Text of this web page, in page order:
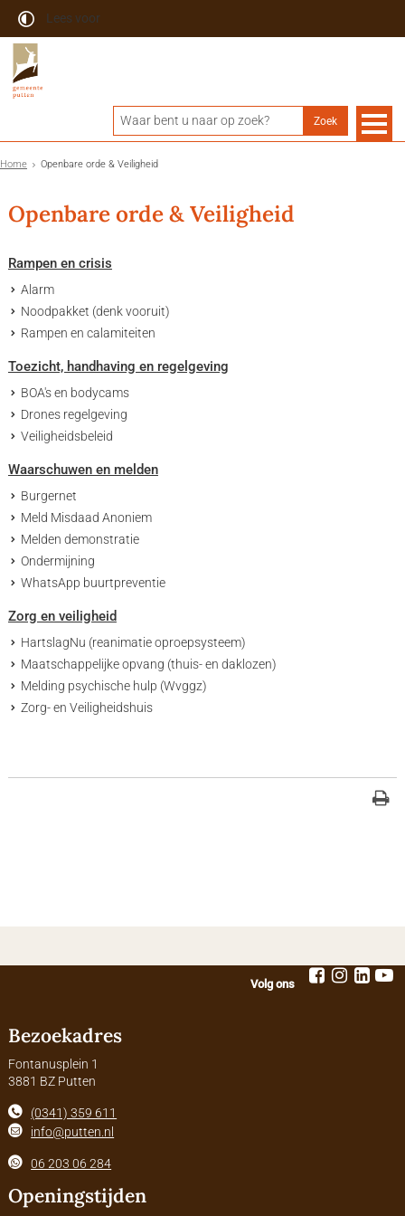
Lees voor
Home Openbare orde & Veiligheid
Openbare orde & Veiligheid
Rampen en crisis
Alarm
Noodpakket (denk vooruit)
Rampen en calamiteiten
Toezicht, handhaving en regelgeving
BOA's en bodycams
Drones regelgeving
Veiligheidsbeleid
Waarschuwen en melden
Burgernet
Meld Misdaad Anoniem
Melden demonstratie
Ondermijning
WhatsApp buurtpreventie
Zorg en veiligheid
HartslagNu (reanimatie oproepsysteem)
Maatschappelijke opvang (thuis- en daklozen)
Melding psychische hulp (Wvggz)
Zorg- en Veiligheidshuis
Volg ons
Bezoekadres
Fontanusplein 1
3881 BZ Putten
(0341) 359 611
info@putten.nl
06 203 06 284
Openingstijden